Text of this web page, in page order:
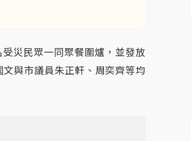
災民眾一同聚餐圍爐，並發放
與市議員朱正軒、周奕齊等均